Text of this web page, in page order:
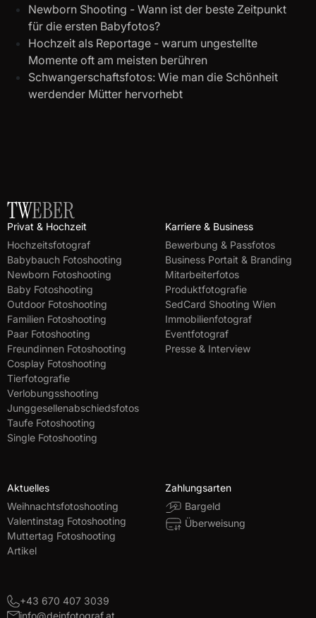
Newborn Shooting - Wann ist der beste Zeitpunkt
für die ersten Babyfotos?
Hochzeit als Reportage - warum ungestellte
Momente oft am meisten berühren
Schwangerschaftsfotos: Wie man die Schönheit
werdender Mütter hervorhebt
+43 670 407 3039
info@deinfotograf.at
Zahlungsarten
Bargeld
Überweisung
Karriere & Business
Bewerbung & Passfotos
Business Portait & Branding
Mitarbeiterfotos
Produktfotografie
SedCard Shooting Wien
Immobilienfotograf
Eventfotograf
Presse & Interview
Privat & Hochzeit
Hochzeitsfotograf
Babybauch Fotoshooting
Newborn Fotoshooting
Baby Fotoshooting
Outdoor Fotoshooting
Familien Fotoshooting
Paar Fotoshooting
Freundinnen Fotoshooting
Cosplay Fotoshooting
Tierfotografie
Verlobungsshooting
Junggesellenabschiedsfotos
Taufe Fotoshooting
Single Fotoshooting
Aktuelles
Weihnachtsfotoshooting
Valentinstag Fotoshooting
Muttertag Fotoshooting
Artikel